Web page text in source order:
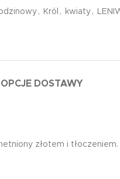
, Król , kwiaty ,
OPCJE DOSTAWY
złotem i